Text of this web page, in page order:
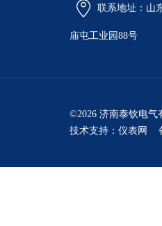
联系地址：山
庙屯工业园88号
©2026 济南泰钦电气
技术支持： 仪表网